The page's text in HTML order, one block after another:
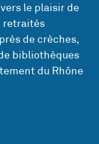
le plaisir de
retraités
de crèches,
bibliothèques
du Rhône